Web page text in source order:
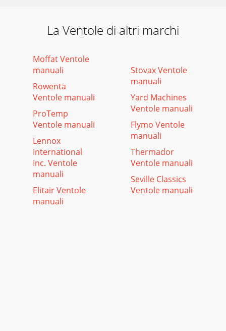
La Ventole di altri marchi
Moffat Ventole
manuali
Rowenta
Ventole manuali
ProTemp
Ventole manuali
Lennox
International
Inc. Ventole
manuali
Elitair Ventole
manuali
Stovax Ventole
manuali
Yard Machines
Ventole manuali
Flymo Ventole
manuali
Thermador
Ventole manuali
Seville Classics
Ventole manuali